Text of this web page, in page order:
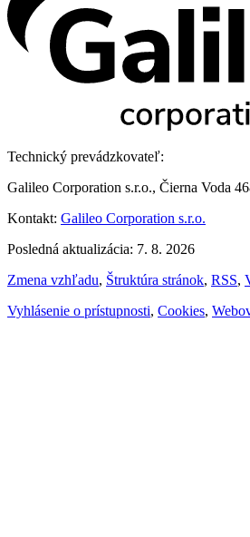
Technický prevádzkovateľ:
Galileo Corporation s.r.o., Čierna Voda
Kontakt: Galileo Corporation s.r.o.
Posledná aktualizácia: 7. 8. 2026
Zmena vzhľadu, Štruktúra stránok, RSS,
Vyhlásenie o prístupnosti, Cookies,